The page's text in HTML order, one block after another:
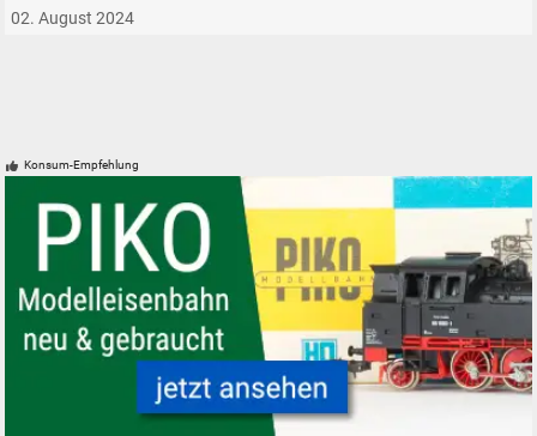
02. August 2024
Konsum-Empfehlung